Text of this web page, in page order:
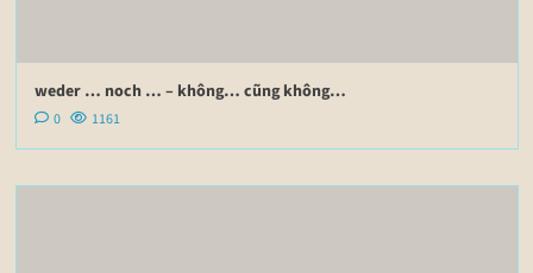
weder … noch … – không… cũng không…
0 1161